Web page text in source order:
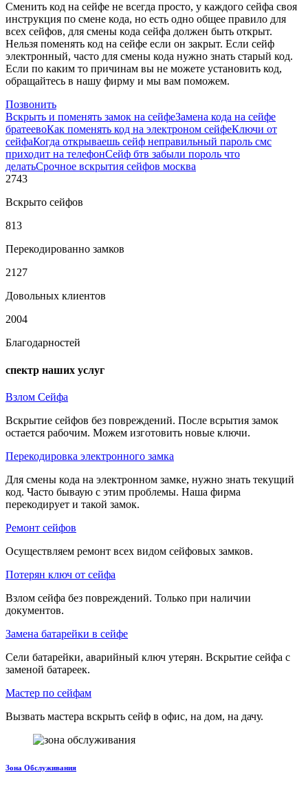
Сменить код на сейфе не всегда просто, у каждого сейфа своя
инструкция по смене кода, но есть одно общее правило для
всех сейфов, для смены кода сейфа должен быть открыт.
Нельзя поменять код на сейфе если он закрыт. Если сейф
электронный, часто для смены кода нужно знать старый код.
Если по каким то причинам вы не можете установить код,
обращайтесь в нашу фирму и мы вам поможем.
Позвонить
Вскрыть и поменять замок на сейфеЗамена кода на сейфе
братеевоКак поменять код на электроном сейфеКлючи от
сейфаКогда открываешь сейф неправильный пароль смс
приходит на телефонСейф бтв забыли пороль что
делатьСрочное вскрытия сейфов москва
2743
Вскрыто сейфов
813
Перекодированно замков
2127
Довольных клиентов
2004
Благодарностей
спектр наших услуг
Взлом Сейфа
Вскрытие сейфов без повреждений. После всрытия замок
остается рабочим. Можем изготовить новые ключи.
Перекодировка электронного замка
Для смены кода на электронном замке, нужно знать текущий
код. Часто бываую с этим проблемы. Наша фирма
перекодирует и такой замок.
Ремонт сейфов
Осуществляем ремонт всех видом сейфовых замков.
Потерян ключ от сейфа
Взлом сейфа без повреждений. Только при наличии
документов.
Замена батарейки в сейфе
Сели батарейки, аварийный ключ утерян. Вскрытие сейфа с
заменой батареек.
Мастер по сейфам
Вызвать мастера вскрыть сейф в офис, на дом, на дачу.
Зона Обслуживания